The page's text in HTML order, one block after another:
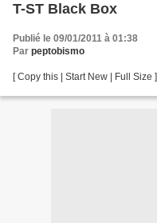
T-ST Black Box
Publié le 09/01/2011 à 01:38
Par peptobismo
[ Copy this | Start New | Full Size ]